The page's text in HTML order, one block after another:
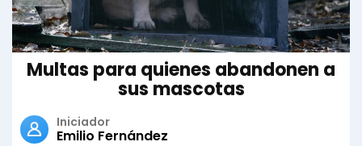
Multas para quienes abandonen a
sus mascotas
Iniciador
Emilio Fernández